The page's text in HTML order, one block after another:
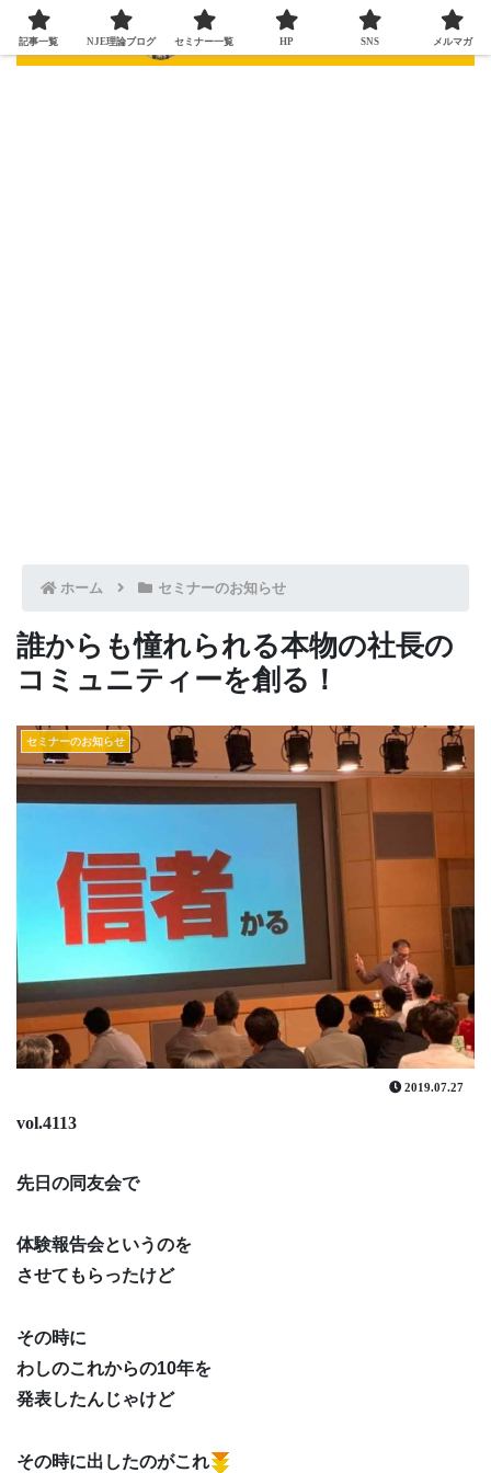
ホーム セミナーのお知らせ
誰からも憧れられる本物の社長の
コミュニティーを創る！
セミナーのお知らせ
2019.07.27
vol.4113
先日の同友会で
体験報告会というのを
させてもらったけど
その時に
わしのこれからの10年を
発表したんじゃけど
その時に出したのがこれ
記事一覧 NJE理論ブログ セミナー一覧 HP SNS メルマガ